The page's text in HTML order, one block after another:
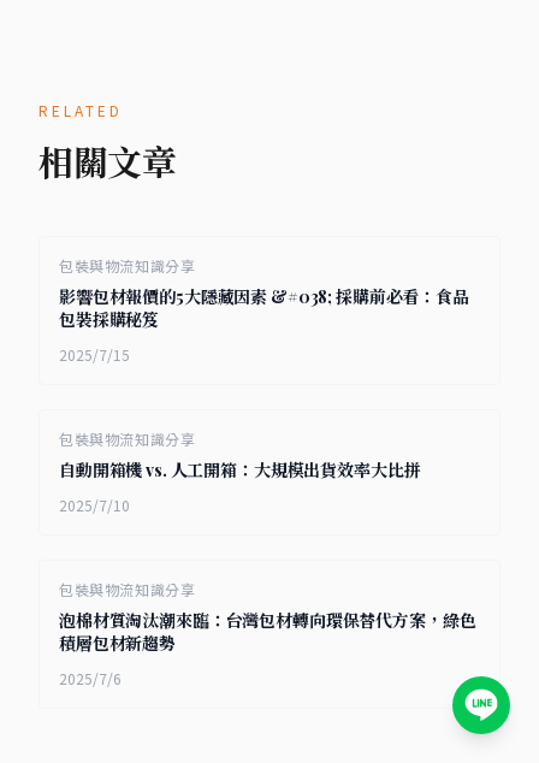
RELATED
相關文章
包裝與物流知識分享
影響包材報價的5大隱藏因素 &#038; 採購前必看：食品
包裝採購秘笈
2025/7/15
包裝與物流知識分享
自動開箱機 vs. 人工開箱：大規模出貨效率大比拼
2025/7/10
包裝與物流知識分享
泡棉材質淘汰潮來臨：台灣包材轉向環保替代方案，綠色
積層包材新趨勢
2025/7/6